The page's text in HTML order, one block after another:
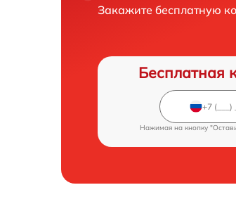
Закажите бесплатную
Бесплатная
Нажимая на кнопку